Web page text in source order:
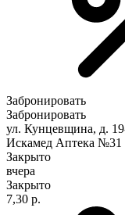
Забронировать
Забронировать
ул. Кунцевщина, д.
Искамед Аптека №31
Закрыто
вчера
Закрыто
7,30 р.